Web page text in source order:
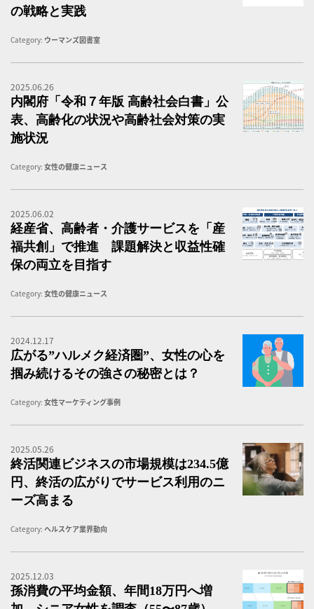
の戦略と実践
Category: ウーマンズ図書室
2025.06.26
内閣府「令和７年版 高齢社会白書」公
表、高齢化の状況や高齢社会対策の実
施状況
Category: 女性の健康ニュース
2025.06.02
経産省、高齢者・介護サービスを「産
福共創」で推進 課題解決と収益性確
保の両立を目指す
Category: 女性の健康ニュース
2024.12.17
広がる”ハルメク経済圏”、女性の心を
掴み続けるその強さの秘密とは？
Category: 女性マーケティング事例
2025.05.26
終活関連ビジネスの市場規模は234.5億
円、終活の広がりでサービス利用のニ
ーズ高まる
Category: ヘルスケア業界動向
2025.12.03
孫消費の平均金額、年間18万円へ増